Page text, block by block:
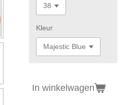
Kleur
In winkelwagen